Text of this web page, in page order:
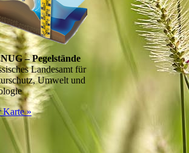
– Pegelstände
Landesamt für
Umwelt und
Karte »